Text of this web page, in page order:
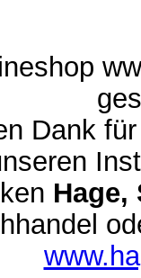
Dank
Hage,